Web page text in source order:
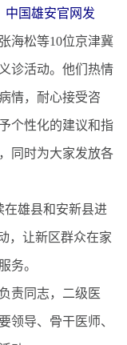
中国雄安官网发
松等10位京津冀
诊活动。他们热情
情，耐心接受咨
个性化的建议和指
同时为大家发放各
雄县和安新县进
，让新区群众在家
务。
责同志，二级医
领导、骨干医师、